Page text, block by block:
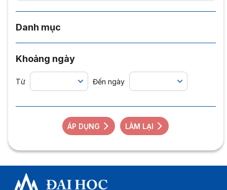
Danh mục
Khoảng ngày
Từ Đến ngày
ÁP DỤNG LÀM LẠI